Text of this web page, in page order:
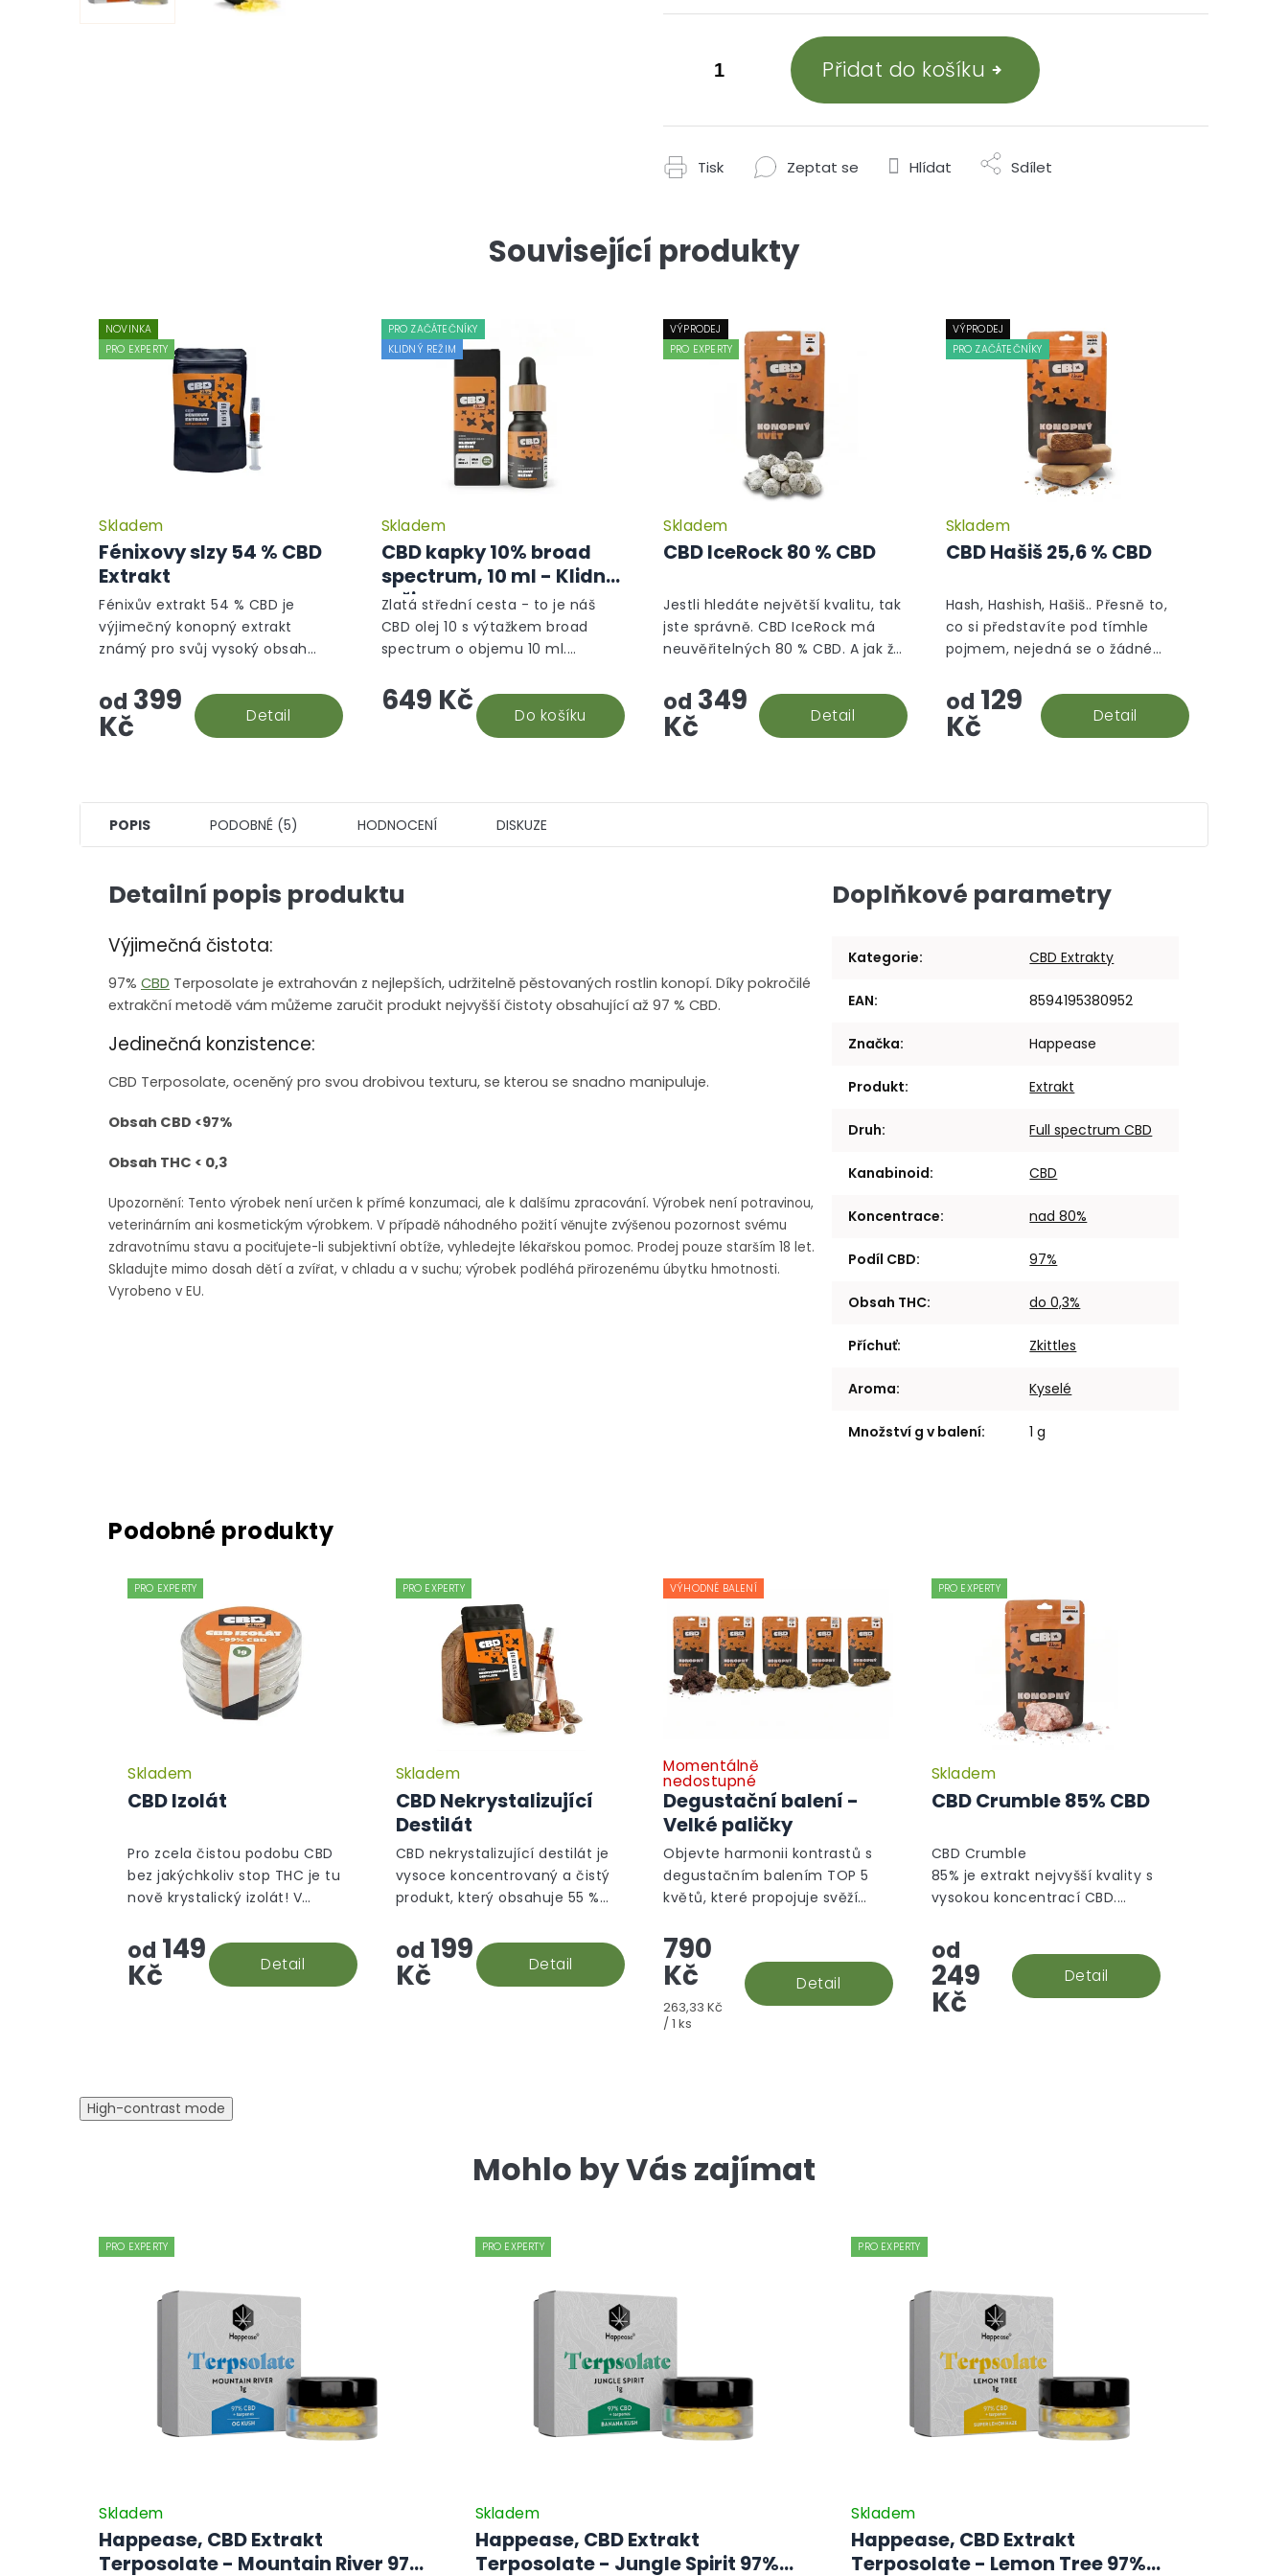
Přidat do košíku
Tisk Zeptat se Hlídat Sdílet
Související produkty
NOVINKA
PRO EXPERTY
Fénixovy slzy 54 % CBD
Extrakt
Skladem
od 399
Kč Detail
Fénixův extrakt 54 % CBD je
výjimečný konopný extrakt
známý pro svůj vysoký obsah
které nabízí významné
terapeutické účinky. Tento
přírodní...
PRO ZAČÁTEČNÍKY
KLIDNÝ REŽIM
CBD kapky 10% broad
spectrum, 10 ml - Klidný
režim
Skladem
649 Kč Do košíku
Zlatá střední cesta - to je náš
CBD olej 10 s výtažkem broad
spectrum o objemu 10 ml.
stravy, který vám efektivně
pomůže. Snadná aplikace a...
VÝPRODEJ
PRO EXPERTY
CBD IceRock 80 % CBD
Průměrné
hodnocení
produktu
hvězdiček.
Skladem
od 349
Kč Detail
Jestli hledáte největší kvalitu, tak
jste správně. CBD IceRock má
neuvěřitelných 80 % CBD. A jak že
ponoří do konopného extraktu,
který se následně...
VÝPRODEJ
PRO ZAČÁTEČNÍKY
CBD Hašiš 25,6 % CBD
Skladem
od 129
Kč Detail
Hash, Hashish, Hašiš.. Přesně to,
co si představíte pod tímhle
pojmem, nejedná se o žádné
prostě hašiš v jeho CBD podobě.
POPIS PODOBNÉ (5) HODNOCENÍ DISKUZE
Detailní popis produktu
Výjimečná čistota:
97% CBD Terposolate je extrahován z nejlepších, udržitelně pěstovaných rostlin konopí. Díky pokročilé
extrakční metodě vám můžeme zaručit produkt nejvyšší čistoty obsahující až 97 % CBD.
Jedinečná konzistence:
CBD Terposolate, oceněný pro svou drobivou texturu, se kterou se snadno manipuluje.
Obsah CBD <97%
Obsah THC < 0,3
Upozornění: Tento výrobek není určen k přímé konzumaci, ale k dalšímu zpracování. Výrobek není potravinou,
veterinárním ani kosmetickým výrobkem. V případě náhodného požití věnujte zvýšenou pozornost svému
zdravotnímu stavu a pociťujete-li subjektivní obtíže, vyhledejte lékařskou pomoc. Prodej pouze starším 18 let.
Skladujte mimo dosah dětí a zvířat, v chladu a v suchu; výrobek podléhá přirozenému úbytku hmotnosti.
Vyrobeno v EU.
Doplňkové parametry
Kategorie: CBD Extrakty
EAN: 8594195380952
Značka: Happease
Produkt: Extrakt
Druh: Full spectrum CBD
Kanabinoid: CBD
Koncentrace: nad 80%
Podíl CBD: 97%
Obsah THC: do 0,3%
Příchuť: Zkittles
Aroma: Kyselé
Množství g v balení: 1 g
PRO EXPERTY
CBD Izolát
Skladem
od 149
Kč Detail
Pro zcela čistou podobu CBD
bez jakýchkoliv stop THC je tu
nově krystalický izolát! V
směrnicemi je jeho izolace
prováděna s maximální péčí, a
vám se tak do...
PRO EXPERTY
CBD Nekrystalizující
Destilát
Skladem
od 199
Kč Detail
CBD nekrystalizující destilát je
vysoce koncentrovaný a čistý
produkt, který obsahuje 55 %
CBN. Díky odstranění všech
nečistot je ideální pro výrobu...
VÝHODNÉ BALENÍ
Degustační balení -
Velké paličky
Momentálně
nedostupné
790
Kč
Měrná
cena:
263,33 Kč
/ 1 ks
Detail
Objevte harmonii kontrastů s
degustačním balením TOP 5
květů, které propojuje svěží
hlubokou, sametovou
intenzitou...
PRO EXPERTY
CBD Crumble 85% CBD
Skladem
od
249
Kč
Detail
CBD Crumble
85% je extrakt nejvyšší kvality s
vysokou koncentrací CBD.
který se podobá většímu
krystalu/vosku a není tak
tvrdý,...
High-contrast mode
Mohlo by Vás zajímat
PRO EXPERTY
Happease, CBD Extrakt
Terposolate - Mountain River 97%
Skladem
PRO EXPERTY
Happease, CBD Extrakt
Terposolate - Jungle Spirit 97%
Skladem
PRO EXPERTY
Happease, CBD Extrakt
Terposolate - Lemon Tree 97%
Skladem